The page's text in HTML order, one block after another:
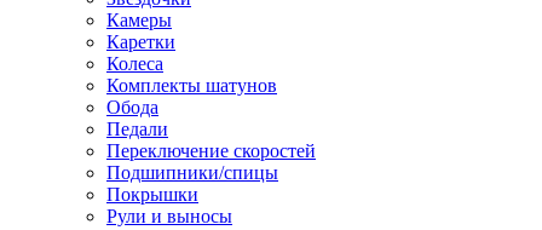
Камеры
Каретки
Колеса
Комплекты шатунов
Обода
Педали
Переключение скоростей
Подшипники/спицы
Покрышки
Рули и выносы